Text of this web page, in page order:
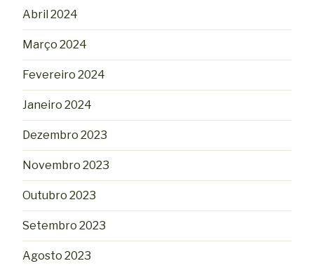
Abril 2024
Março 2024
Fevereiro 2024
Janeiro 2024
Dezembro 2023
Novembro 2023
Outubro 2023
Setembro 2023
Agosto 2023